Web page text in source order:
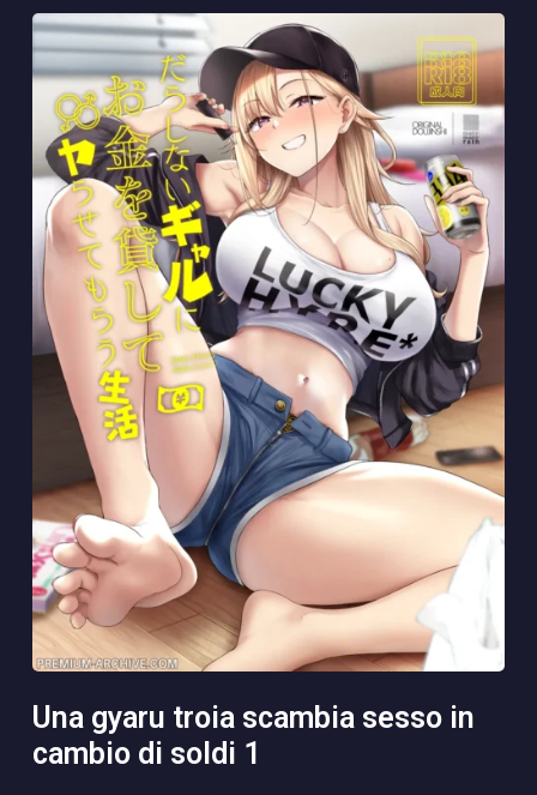
una gyaru troia scambia sesso in
cambio di soldi 1